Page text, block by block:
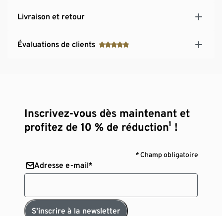
Livraison et retour
Évaluations de clients
Inscrivez-vous dès maintenant et
profitez de 10 % de réduction¹ !
* Champ obligatoire
Adresse e-mail*
S'inscrire à la newsletter